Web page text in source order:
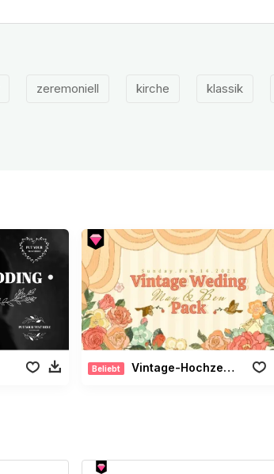
zeremoniell kirche klassik
Beliebt Vintage-Hochzeit Paket